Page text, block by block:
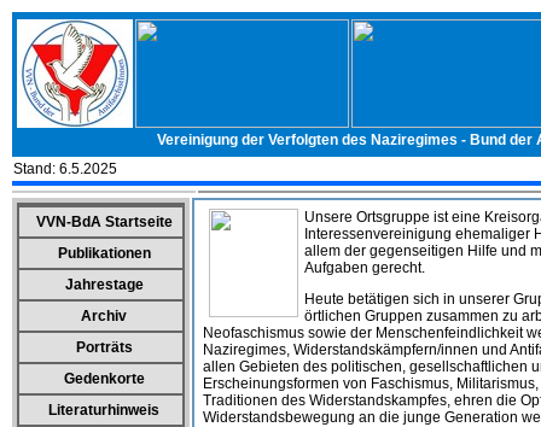
Vereinigung der Verfolgten des Naziregimes - Bund
Stand: 6.5.2025
VVN-BdA Startseite
Publikationen
Jahrestage
Archiv
Porträts
Gedenkorte
Literaturhinweis
Unsere Ortsgruppe ist eine
Interessenvereinigung ehemaliger
allem der gegenseitigen Hilfe und
Aufgaben gerecht.
Heute betätigen sich in unserer
örtlichen Gruppen zusammen zu
Neofaschismus sowie der Menschenfeindlichkeit
Naziregimes, Widerstandskämpfern/innen und
allen Gebieten des politischen, gesellschaftlichen
Erscheinungsformen von Faschismus,
Traditionen des Widerstandskampfes, ehren die
Widerstandsbewegung an die junge Generation